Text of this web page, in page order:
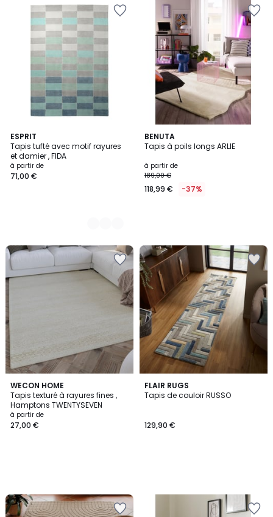
ESPRIT
Tapis tufté avec motif rayures
et damier , FIDA
à partir de
71,00 €
3
Couleurs
BENUTA
Tapis à poils longs ARLIE
à partir de
189,00 €
118,99 € -37%
WECON HOME
Tapis texturé à rayures fines ,
Hamptons TWENTYSEVEN
à partir de
27,00 €
FLAIR RUGS
Tapis de couloir RUSSO
129,90 €